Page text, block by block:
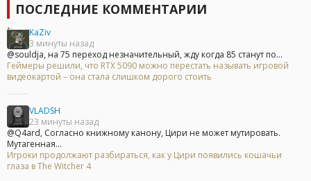
ПОСЛЕДНИЕ КОММЕНТАРИИ
KaZiv
3 минуты назад
@souldja, на 75 переход незначительный, жду когда 85 станут по...
Геймеры решили, что RTX 5090 можно перестать называть игровой
видеокартой – она стала слишком дорого стоить
VLADSH
23 минуты назад
@Q4ard, Согласно книжному канону, Цири не может мутировать.
Мутагенная...
Игроки продолжают разбираться, как у Цири появились кошачьи
глаза в The Witcher 4